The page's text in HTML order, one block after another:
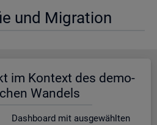
und Mi­gra­ti­on
im Kon­text des de­mo­
Wan­dels
Dash­board mit aus­ge­wähl­ten